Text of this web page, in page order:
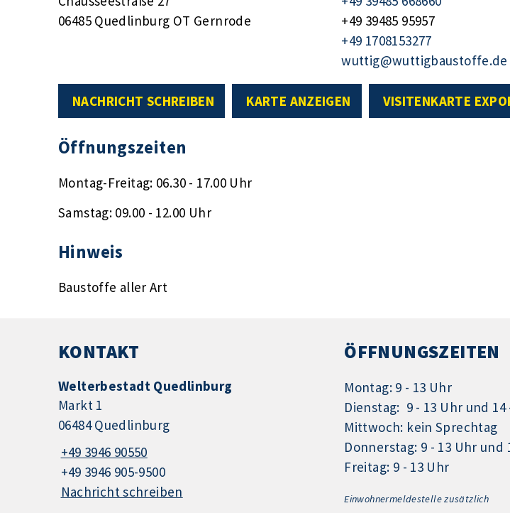
06485 Quedlinburg OT Gernrode
+49 39485 95957
+49 1708153277
wuttig@wuttigbaustoffe.de
NACHRICHT SCHREIBEN KARTE ANZEIGEN VISITENKARTE
Öffnungszeiten
Montag-Freitag: 06.30 - 17.00 Uhr
Samstag: 09.00 - 12.00 Uhr
Hinweis
Baustoffe aller Art
KONTAKT
Welterbestadt Quedlinburg
Markt 1
06484 Quedlinburg
+49 3946 90550
+49 3946 905-9500
Nachricht schreiben
ÖFFNUNGSZEITEN
Montag: 9 - 13 Uhr
Dienstag: 9 - 13 Uhr und 14
Mittwoch: kein Sprechtag
Donnerstag: 9 - 13 Uhr und
Freitag: 9 - 13 Uhr
Einwohnermeldestelle zusätzlich